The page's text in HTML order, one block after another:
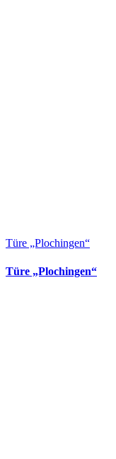
Türe „Plochingen“
Türe „Plochingen“